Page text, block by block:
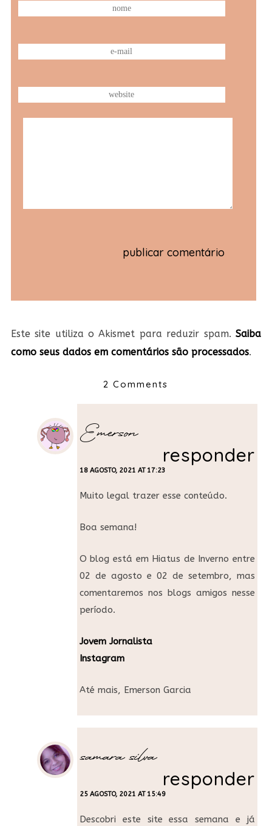
Este site utiliza o Akismet para reduzir spam.Saiba
como seus dados em comentários são processados.
2 Comments
Emerson
18 AGOSTO, 2021 AT 17:23
responder
Muito legal trazer esse conteúdo.
Boa semana!
O blog está em Hiatus de Inverno entre
02 de agosto e 02 de setembro, mas
comentaremos nos blogs amigos nesse
período.
Jovem Jornalista
Instagram
Até mais, Emerson Garcia
samara silva
25 AGOSTO, 2021 AT 15:49
responder
Descobri este site essa semana e já